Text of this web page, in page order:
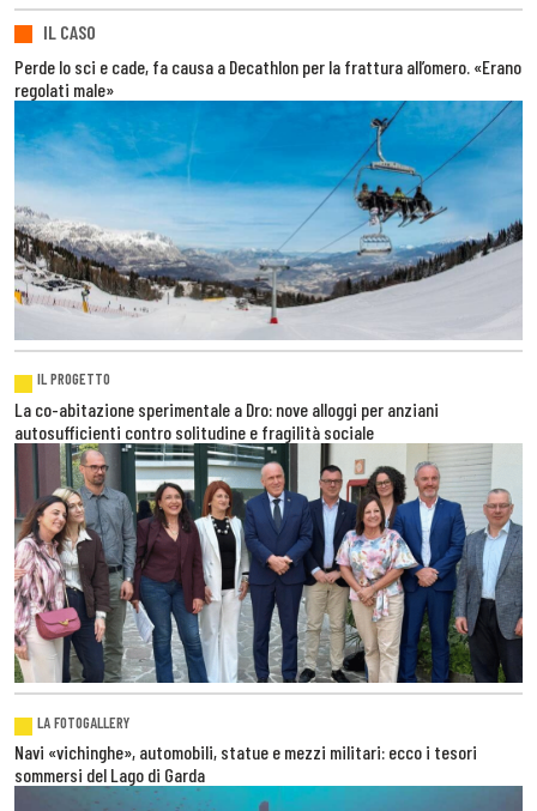
IL CASO
Perde lo sci e cade, fa causa a Decathlon per la frattura all’omero. «Erano
regolati male»
IL PROGETTO
La co-abitazione sperimentale a Dro: nove alloggi per anziani
autosufficienti contro solitudine e fragilità sociale
LA FOTOGALLERY
Navi «vichinghe», automobili, statue e mezzi militari: ecco i tesori
sommersi del Lago di Garda